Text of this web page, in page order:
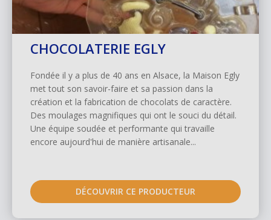
CHOCOLATERIE EGLY
Fondée il y a plus de 40 ans en Alsace, la Maison Egly
met tout son savoir-faire et sa passion dans la
création et la fabrication de chocolats de caractère.
Des moulages magnifiques qui ont le souci du détail.
Une équipe soudée et performante qui travaille
encore aujourd'hui de manière artisanale...
DÉCOUVRIR CE PRODUCTEUR